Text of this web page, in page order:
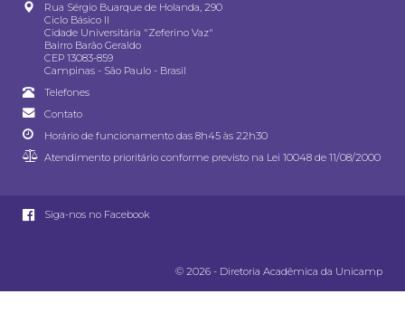
Rua Sérgio Buarque de Holanda, 290
Ciclo Básico II
Cidade Universitária "Zeferino Vaz"
Bairro Barão Geraldo
CEP 13083-859
Campinas - São Paulo - Brasil
Telefones
Contato
Horário de funcionamento das 8h45 às 22h30
Atendimento prioritário conforme previsto na Lei 10048 de 11/08/2000
Siga-nos no Facebook
© 2026 - Diretoria Acadêmica da Unicamp